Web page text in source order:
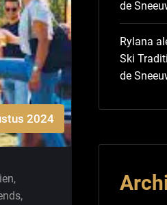
2024
,
,
de
Rylana
Ski
de